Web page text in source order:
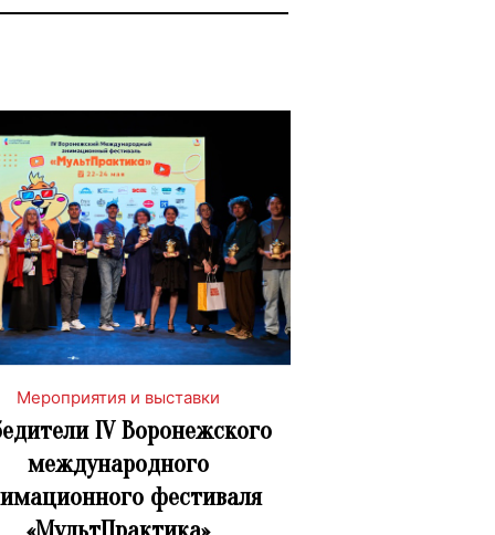
Мероприятия и выставки
IV Воронежского
международного
фестиваля